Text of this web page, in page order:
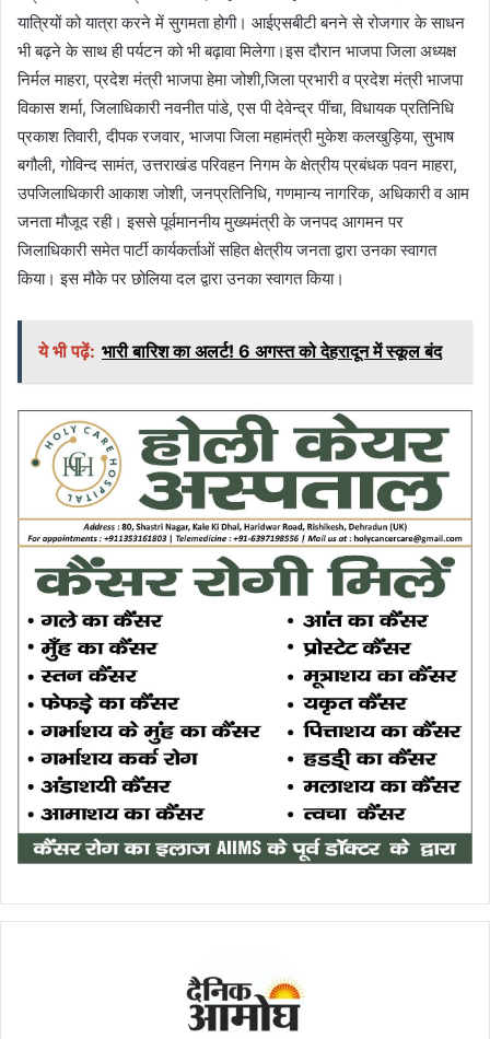
यात्रियों को यात्रा करने में सुगमता होगी। आईएसबीटी बनने से रोजगार के साधन
भी बढ़ने के साथ ही पर्यटन को भी बढ़ावा मिलेगा।इस दौरान भाजपा जिला अध्यक्ष
निर्मल माहरा, प्रदेश मंत्री भाजपा हेमा जोशी,जिला प्रभारी व प्रदेश मंत्री भाजपा
विकास शर्मा, जिलाधिकारी नवनीत पांडे, एस पी देवेन्द्र पींचा, विधायक प्रतिनिधि
प्रकाश तिवारी, दीपक रजवार, भाजपा जिला महामंत्री मुकेश कलखुड़िया, सुभाष
बगौली, गोविन्द सामंत, उत्तराखंड परिवहन निगम के क्षेत्रीय प्रबंधक पवन माहरा,
उपजिलाधिकारी आकाश जोशी, जनप्रतिनिधि, गणमान्य नागरिक, अधिकारी व आम
जनता मौजूद रही। इससे पूर्वमाननीय मुख्यमंत्री के जनपद आगमन पर
जिलाधिकारी समेत पार्टी कार्यकर्ताओं सहित क्षेत्रीय जनता द्वारा उनका स्वागत
किया। इस मौके पर छोलिया दल द्वारा उनका स्वागत किया।
ये भी पढ़ें: भारी बारिश का अलर्ट! 6 अगस्त को देहरादून में स्कूल बंद